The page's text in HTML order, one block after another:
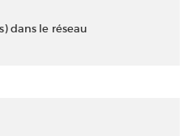
dans le réseau